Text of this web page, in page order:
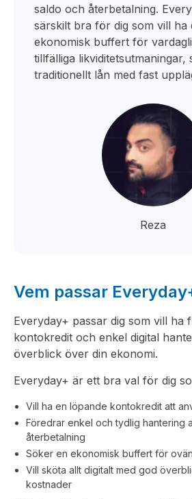
saldo och återbetalning.
särskilt bra för dig som vill ha
ekonomisk buffert för
tillfälliga likviditetsutmaningar,
traditionellt lån med fast
Reza
Vem passar
Everyday+ passar dig som vill ha
kontokredit och enkel digital
överblick över din ekonomi.
Everyday+ är ett bra val för dig
Vill ha en löpande kontokredit att
Föredrar enkel och tydlig hantering
återbetalning
Söker en ekonomisk buffert för
Vill sköta allt digitalt med god
kostnader